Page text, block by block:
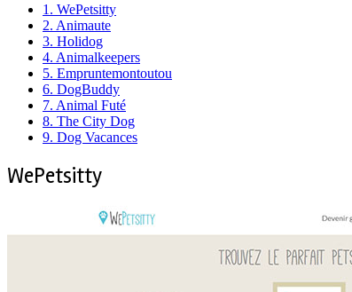
1. WePetsitty
2. Animaute
3. Holidog
4. Animalkeepers
5. Empruntemontoutou
6. DogBuddy
7. Animal Futé
8. The City Dog
9. Dog Vacances
WePetsitty